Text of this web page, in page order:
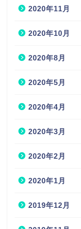
2020年11月
2020年10月
2020年8月
2020年5月
2020年4月
2020年3月
2020年2月
2020年1月
2019年12月